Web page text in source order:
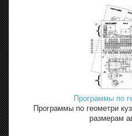
Программы по
Программы по геометри
размерам